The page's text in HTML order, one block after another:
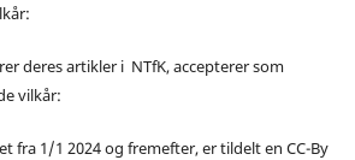
deres artikler i NTfK, accepterer som
vilkår:
fra 1/1 2024 og fremefter, er tildelt en CC-By